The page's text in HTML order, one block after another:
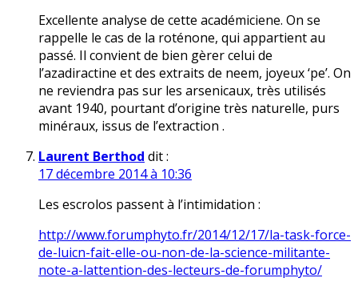
Excellente analyse de cette académiciene. On se
rappelle le cas de la roténone, qui appartient au
passé. Il convient de bien gèrer celui de
l’azadiractine et des extraits de neem, joyeux ‘pe’. On
ne reviendra pas sur les arsenicaux, très utilisés
avant 1940, pourtant d’origine très naturelle, purs
minéraux, issus de l’extraction .
Laurent Berthod dit :
17 décembre 2014 à 10:36
Les escrolos passent à l’intimidation :
http://www.forumphyto.fr/2014/12/17/la-task-force-
de-luicn-fait-elle-ou-non-de-la-science-militante-
note-a-lattention-des-lecteurs-de-forumphyto/